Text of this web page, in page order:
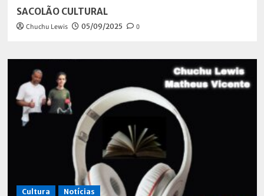
SACOLÃO CULTURAL
Chuchu Lewis 05/09/2025 0
Cultura Notícias